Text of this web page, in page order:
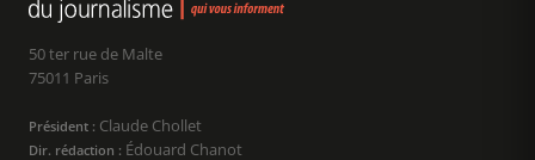
50 ter rue de Malte
75011 Paris
Président : Claude Chollet
Dir. rédaction : Édouard Chanot